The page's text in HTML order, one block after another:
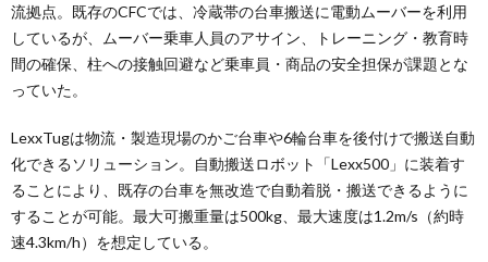
流拠点。既存のCFCでは、冷蔵帯の台車搬送に電動ムーバーを利用
しているが、ムーバー乗車人員のアサイン、トレーニング・教育時
間の確保、柱への接触回避など乗車員・商品の安全担保が課題とな
っていた。
LexxTugは物流・製造現場のかご台車や6輪台車を後付けで搬送自動
化できるソリューション。自動搬送ロボット「Lexx500」に装着す
ることにより、既存の台車を無改造で自動着脱・搬送できるように
することが可能。最大可搬重量は500kg、最大速度は1.2m/s（約時
速4.3km/h）を想定している。